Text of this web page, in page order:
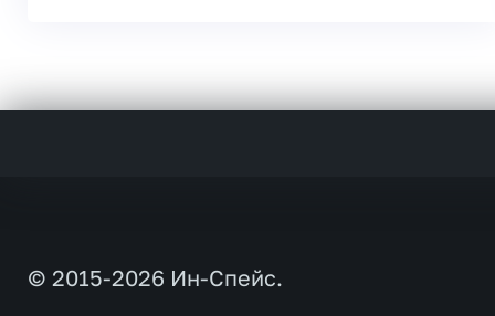
© 2015-2026 Ин-Спейс.